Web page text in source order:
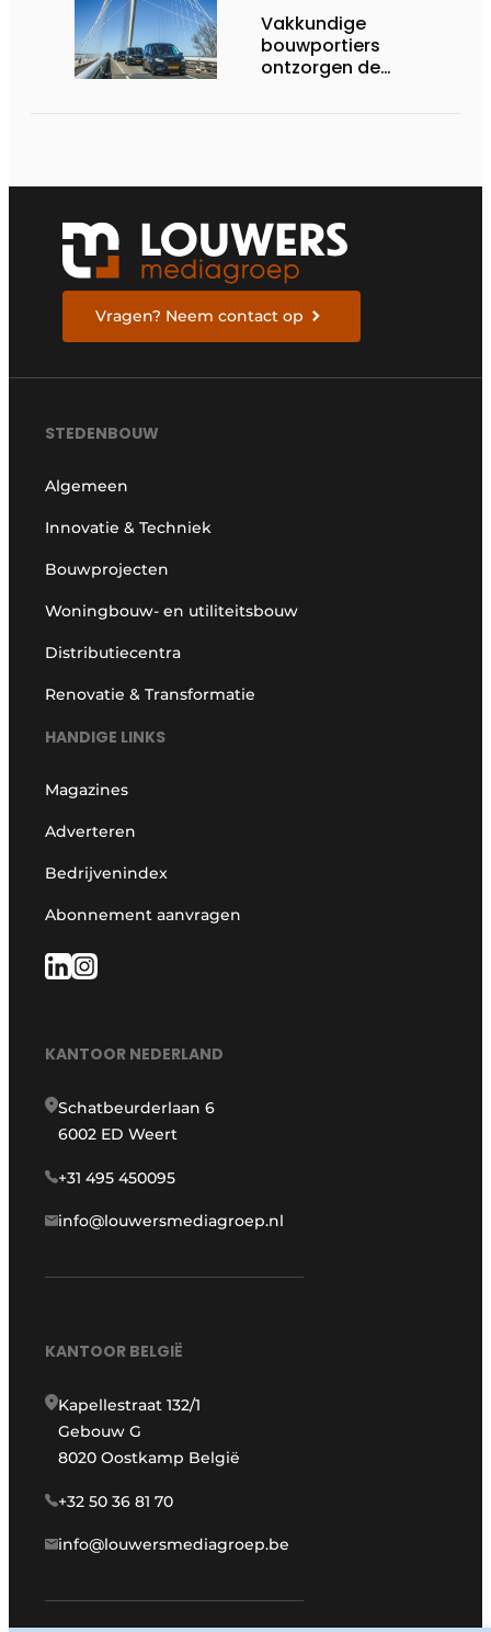
Vakkundige
bouwportiers
ontzorgen de
Vragen? Neem contact op
STEDENBOUW
Algemeen
Innovatie & Techniek
Bouwprojecten
Woningbouw- en utiliteitsbouw
Distributiecentra
Renovatie & Transformatie
HANDIGE LINKS
Magazines
Adverteren
Bedrijvenindex
Abonnement aanvragen
KANTOOR NEDERLAND
Schatbeurderlaan 6
6002 ED Weert
+31 495 450095
info@louwersmediagroep.nl
KANTOOR BELGIË
Kapellestraat 132/1
Gebouw G
8020 Oostkamp België
+32 50 36 81 70
info@louwersmediagroep.be